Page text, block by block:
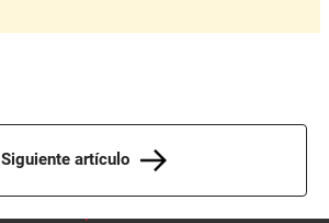
Siguiente artículo